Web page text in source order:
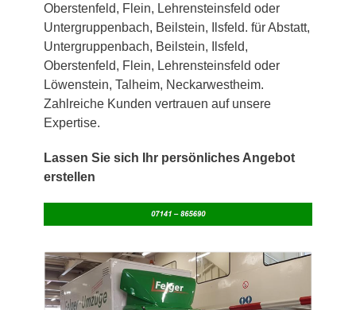
Oberstenfeld, Flein, Lehrensteinsfeld oder
Untergruppenbach, Beilstein, Ilsfeld. für Abstatt,
Untergruppenbach, Beilstein, Ilsfeld,
Oberstenfeld, Flein, Lehrensteinsfeld oder
Löwenstein, Talheim, Neckarwestheim.
Zahlreiche Kunden vertrauen auf unsere
Expertise.
Lassen Sie sich Ihr persönliches Angebot
erstellen